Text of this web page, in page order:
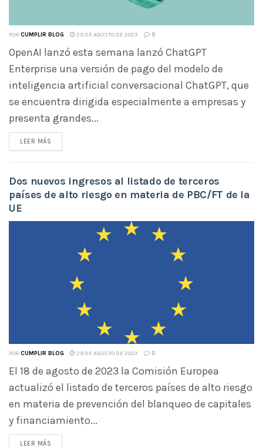
POR CUMPLIR BLOG 29 DE AGOSTO DE 2023 0
OpenAI lanzó esta semana lanzó ChatGPT
Enterprise una versión de pago del modelo de
inteligencia artificial conversacional ChatGPT, que
se encuentra dirigida especialmente a empresas y
presenta grandes...
LEER MÁS
Dos nuevos ingresos al listado de terceros
países de alto riesgo en materia de PBC/FT de la
UE
POR CUMPLIR BLOG 29 DE AGOSTO DE 2023 0
El 18 de agosto de 2023 la Comisión Europea
actualizó el listado de terceros países de alto riesgo
en materia de prevención del blanqueo de capitales
y financiamiento...
LEER MÁS